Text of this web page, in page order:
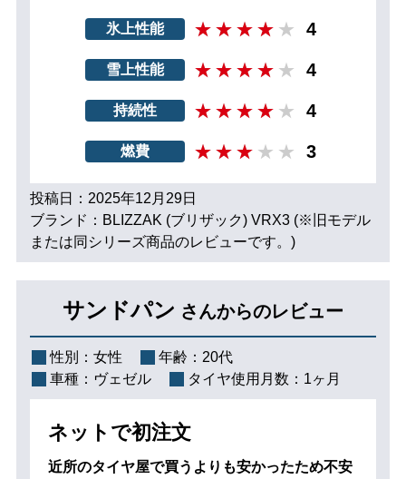
氷上性能 4
雪上性能 4
持続性 4
燃費 3
投稿日：2025年12月29日
ブランド：BLIZZAK (ブリザック) VRX3 (※旧モデル
または同シリーズ商品のレビューです。)
サンドパン さんからのレビュー
性別： 女性 年齢： 20代
車種： ヴェゼル タイヤ使用月数： 1ヶ月
ネットで初注文
近所のタイヤ屋で買うよりも安かったため不安